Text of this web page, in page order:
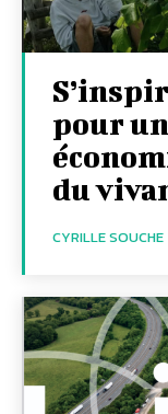
pour
du
CYRILLE SOUCHE